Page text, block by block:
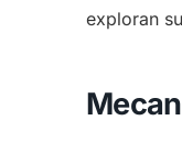
exploran